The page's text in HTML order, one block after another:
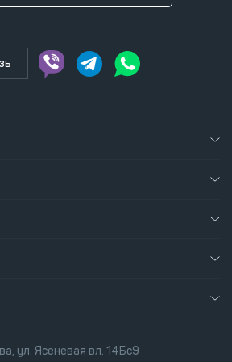
ул. Ясеневая вл. 14Бс9